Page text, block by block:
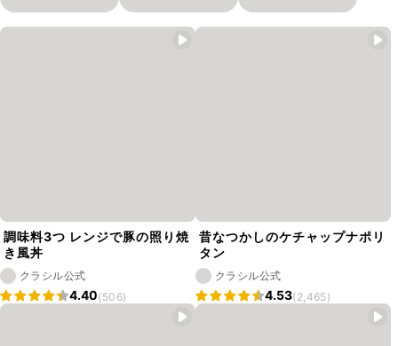
調味料3つ レンジで豚の照り焼
き風丼
クラシル公式
4.40(506)
昔なつかしのケチャップナポリ
タン
クラシル公式
4.53(2,465)